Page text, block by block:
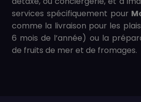
services spécifiquement pour
comme la livraison pour les
6 mois de l’année) ou la
de fruits de mer et de fromages.